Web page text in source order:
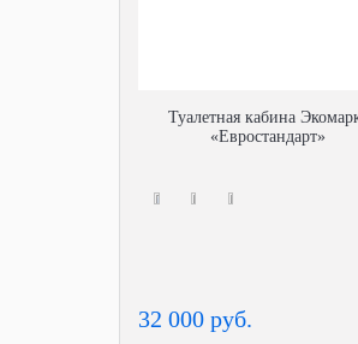
Туалетная кабина
«Евростандарт»
32 000 руб.